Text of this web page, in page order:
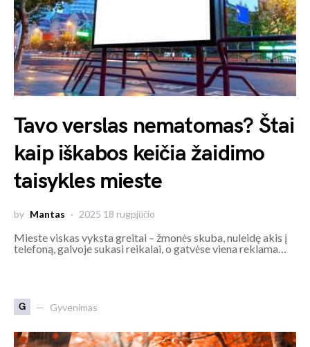
Tavo verslas nematomas? Štai
kaip iškabos keičia žaidimo
taisykles mieste
by Mantas 2025 18 rugpjūčio
Mieste viskas vyksta greitai – žmonės skuba, nuleidę akis į
telefoną, galvoje sukasi reikalai, o gatvėse viena reklama…
G Gyvenimas